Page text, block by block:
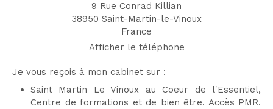
9 Rue Conrad Killian
38950 Saint-Martin-le-Vinoux
France
Afficher le téléphone
Je vous reçois à mon cabinet sur :
Saint Martin Le Vinoux au Coeur de l'Essentiel,
Centre de formations et de bien être. Accès PMR.